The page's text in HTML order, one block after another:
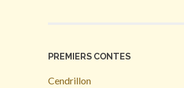
PREMIERS CONTES
Cendrillon